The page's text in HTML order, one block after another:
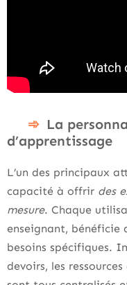
La
d’apprentissage
L’un des principaux
capacité à offrir des
mesure. Chaque
enseignant, bénéficie
besoins spécifiques.
devoirs, les